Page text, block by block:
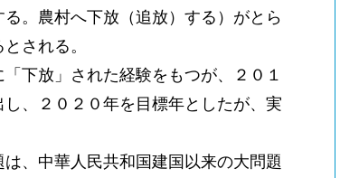
。農村へ下放（追放）する）がとら
される。
下放」された経験をもつが、２０１
、２０２０年を目標年としたが、実
、中華人民共和国建国以来の大問題